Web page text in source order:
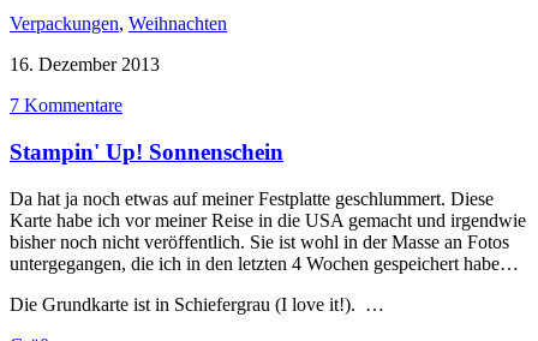
Verpackungen, Weihnachten
16. Dezember 2013
7 Kommentare
Stampin' Up! Sonnenschein
Da hat ja noch etwas auf meiner Festplatte geschlummert. Diese
Karte habe ich vor meiner Reise in die USA gemacht und irgendwie
bisher noch nicht veröffentlich. Sie ist wohl in der Masse an Fotos
untergegangen, die ich in den letzten 4 Wochen gespeichert habe…
Die Grundkarte ist in Schiefergrau (I love it!). …